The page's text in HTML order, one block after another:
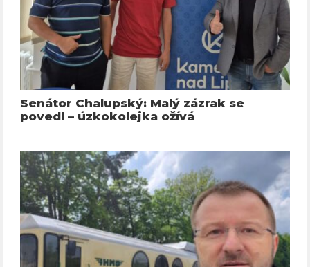
Senátor Chalupský: Malý zázrak se
povedl – úzkokolejka ožívá